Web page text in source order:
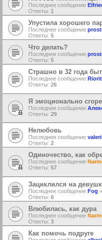
Последнее сообщение
Ответы: 1
Упустила хорошего
Последнее сообщение
Ответы: 5
Что делать?
Последнее сообщение
Ответы: 5
Страшно в 32 года
Последнее сообщение
Ответы: 26
Я эмоционально
Последнее сообщение
Ответы: 29
Нелюбовь
Последнее сообщение
Ответы: 2
Одиночество, как
Последнее сообщение
Ответы: 57
Зациклился на
Последнее сообщение Fog «
Ответы: 6
Влюбилась, как дура
Последнее сообщение
Ответы: 3
Как помочь подруге